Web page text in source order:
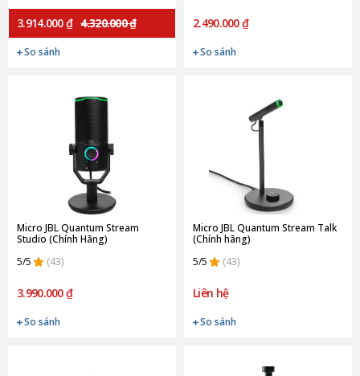
3.914.000 ₫ 4.320.000 ₫
So sánh
2.490.000 ₫
So sánh
Micro JBL Quantum Stream
Studio (Chính Hãng)
5/5
(43)
3.990.000 ₫
So sánh
Micro JBL Quantum Stream Talk
(Chính hãng)
5/5
(43)
Liên hệ
So sánh